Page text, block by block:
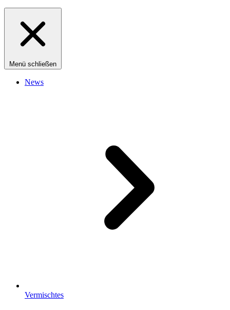
Menü schließen
News
Vermischtes